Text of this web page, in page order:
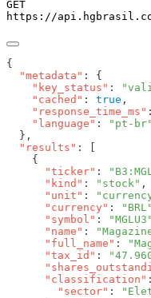
GET
https://
  "metadata"
    "key_status"
:
    "cached"
: true
    "response_time_ms"
    "language"
:
  "results"
      "ticker"
:
      "kind"
: "stock"
      "unit"
:
      "currency"
: "BRL"
      "symbol"
: "MGLU3"
      "name"
:
      "full_name"
:
      "tax_id"
:
      "classification"
        "sector"
: